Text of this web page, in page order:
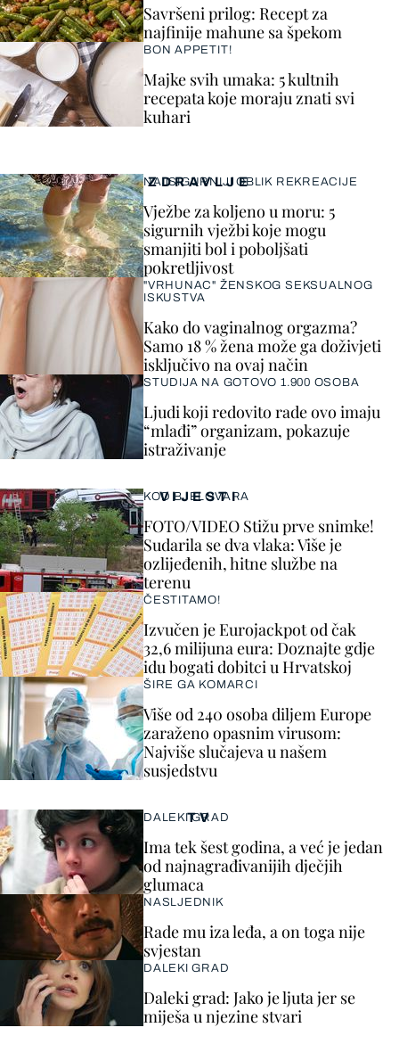
VIJESTI
KOD BJELOVARA
FOTO/VIDEO Stižu prve snimke!
Sudarila se dva vlaka: Više je
ozlijeđenih, hitne službe na
terenu
ČESTITAMO!
Izvučen je Eurojackpot od čak
32,6 milijuna eura: Doznajte gdje
idu bogati dobitci u Hrvatskoj
ŠIRE GA KOMARCI
Više od 240 osoba diljem Europe
zaraženo opasnim virusom:
Najviše slučajeva u našem
susjedstvu
ZDRAVLJE
NAJSIGURNIJI OBLIK REKREACIJE
Vježbe za koljeno u moru: 5
sigurnih vježbi koje mogu
smanjiti bol i poboljšati
pokretljivost
"VRHUNAC" ŽENSKOG SEKSUALNOG
ISKUSTVA
Kako do vaginalnog orgazma?
Samo 18 % žena može ga doživjeti
isključivo na ovaj način
STUDIJA NA GOTOVO 1.900 OSOBA
Ljudi koji redovito rade ovo imaju
“mlađi” organizam, pokazuje
istraživanje
TV
DALEKI GRAD
Ima tek šest godina, a već je jedan
od najnagrađivanijih dječjih
glumaca
NASLJEDNIK
Rade mu iza leđa, a on toga nije
svjestan
DALEKI GRAD
Daleki grad: Jako je ljuta jer se
miješa u njezine stvari
Savršeni prilog: Recept za
najfinije mahune sa špekom
BON APPETIT!
Majke svih umaka: 5 kultnih
recepata koje moraju znati svi
kuhari